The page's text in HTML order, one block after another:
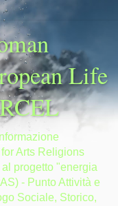
Life
Arts Religions
progetto "energia
- Punto Attività e
Sociale, Storico,